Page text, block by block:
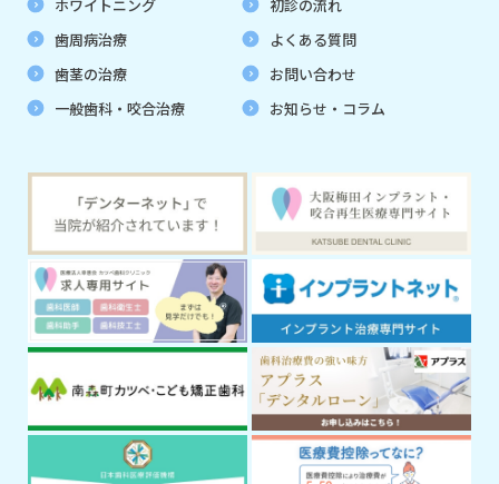
ホワイトニング
歯周病治療
歯茎の治療
一般歯科・咬合治療
初診の流れ
よくある質問
お問い合わせ
お知らせ・コラム